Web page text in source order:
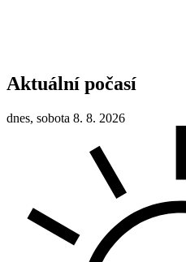
Aktuální počasí
dnes, sobota 8. 8. 2026